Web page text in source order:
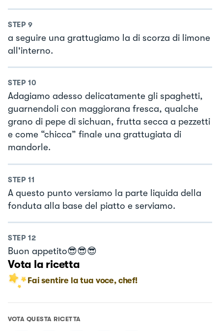
STEP 9
a seguire una grattugiamo la di scorza di limone
all'interno.
STEP 10
Adagiamo adesso delicatamente gli spaghetti,
guarnendoli con maggiorana fresca, qualche
grano di pepe di sichuan, frutta secca a pezzetti
e come “chicca” finale una grattugiata di
mandorle.
STEP 11
A questo punto versiamo la parte liquida della
fonduta alla base del piatto e serviamo.
STEP 12
Buon appetito😎😎😎
Vota la ricetta
Fai sentire la tua voce, chef!
VOTA QUESTA RICETTA